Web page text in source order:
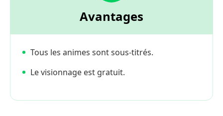
Avantages
Tous les animes sont sous-titrés.
Le visionnage est gratuit.